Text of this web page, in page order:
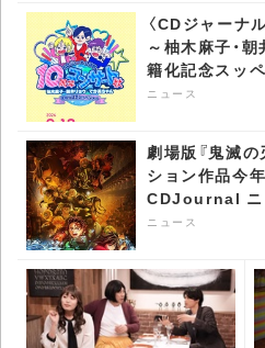
〈CDジャーナ
～柚木麻子・
籍化記念スッ
CDJournal ニ
ニュース
劇場版『鬼滅
ション作品今
CDJournal ニ
ニュース